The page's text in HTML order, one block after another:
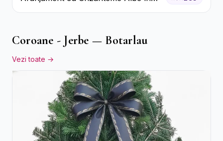
Cutie Galbenă
Coroane - Jerbe — Botarlau
Vezi toate →